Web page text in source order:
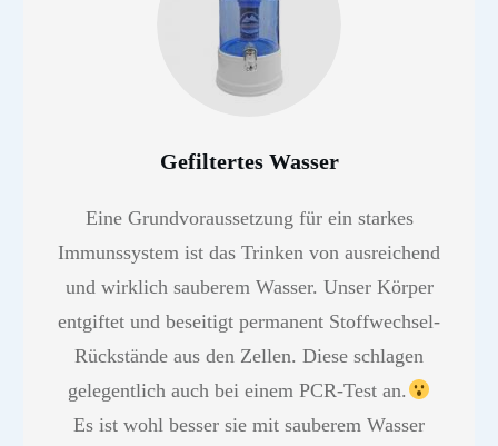
Gefiltertes Wasser
Eine Grundvoraussetzung für ein starkes
Immunssystem ist das Trinken von ausreichend
und wirklich sauberem Wasser. Unser Körper
entgiftet und beseitigt permanent Stoffwechsel-
Rückstände aus den Zellen. Diese schlagen
gelegentlich auch bei einem PCR-Test an.
Es ist wohl besser sie mit sauberem Wasser